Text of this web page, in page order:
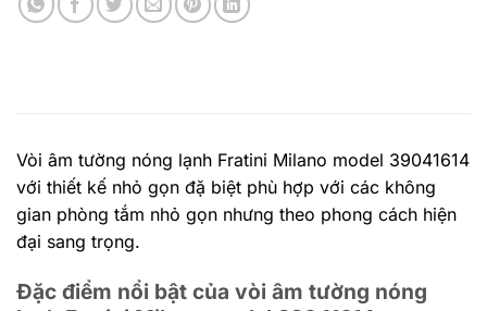
Vòi âm tường nóng lạnh Fratini Milano model 39041614
với thiết kế nhỏ gọn đặ biệt phù hợp với các không
gian phòng tắm nhỏ gọn nhưng theo phong cách hiện
đại sang trọng.
Đặc điểm nổi bật của vòi âm tường nóng